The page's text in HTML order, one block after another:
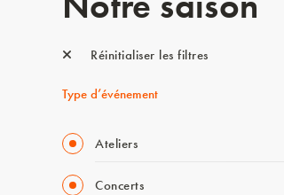
Réinitialiser les filtres
Type d’événement
Ateliers
Concerts